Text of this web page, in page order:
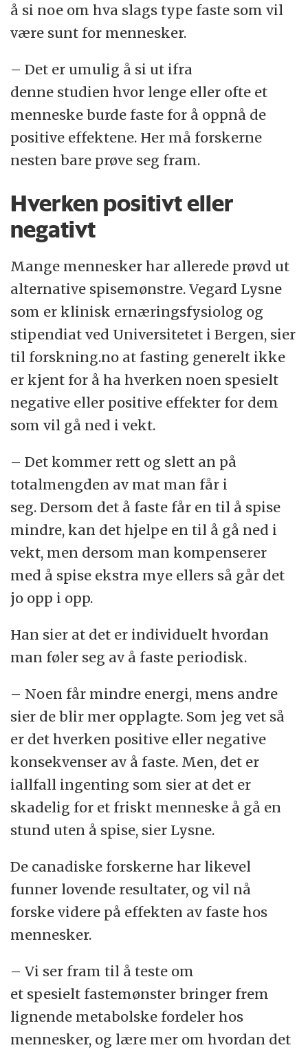
å si noe om hva slags type faste som vil
være sunt for mennesker.
– Det er umulig å si ut ifra
denne studien hvor lenge eller ofte et
menneske burde faste for å oppnå de
positive effektene. Her må forskerne
nesten bare prøve seg fram.
Hverken positivt eller
negativt
Mange mennesker har allerede prøvd ut
alternative spisemønstre. Vegard Lysne
som er klinisk ernæringsfysiolog og
stipendiat ved Universitetet i Bergen, sier
til forskning.no at fasting generelt ikke
er kjent for å ha hverken noen spesielt
negative eller positive effekter for dem
som vil gå ned i vekt.
– Det kommer rett og slett an på
totalmengden av mat man får i
seg. Dersom det å faste får en til å spise
mindre, kan det hjelpe en til å gå ned i
vekt, men dersom man kompenserer
med å spise ekstra mye ellers så går det
jo opp i opp.
Han sier at det er individuelt hvordan
man føler seg av å faste periodisk.
– Noen får mindre energi, mens andre
sier de blir mer opplagte. Som jeg vet så
er det hverken positive eller negative
konsekvenser av å faste. Men, det er
iallfall ingenting som sier at det er
skadelig for et friskt menneske å gå en
stund uten å spise, sier Lysne.
De canadiske forskerne har likevel
funner lovende resultater, og vil nå
forske videre på effekten av faste hos
mennesker.
– Vi ser fram til å teste om
et spesielt fastemønster bringer frem
lignende metabolske fordeler hos
mennesker, og lære mer om hvordan det